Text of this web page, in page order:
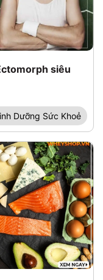
siêu
Dưỡng Sức Khoẻ